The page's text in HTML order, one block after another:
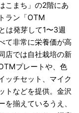
こまち」の2階にあ
ラン「OTM
は発芽して1〜3週
て非常に栄養価が高
店では自社栽培の新
プレートや、色
ッチセット、マイク
トなどを提供。金沢
揃えているうえ、